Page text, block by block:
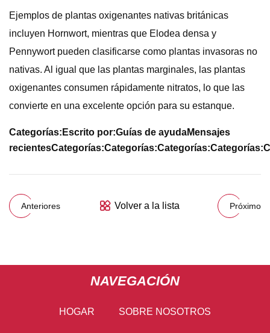
Ejemplos de plantas oxigenantes nativas británicas
incluyen Hornwort, mientras que Elodea densa y
Pennywort pueden clasificarse como plantas invasoras no
nativas. Al igual que las plantas marginales, las plantas
oxigenantes consumen rápidamente nitratos, lo que las
convierte en una excelente opción para su estanque.
Categorías: Escrito por:Guías de ayudaMensajes
recientesCategorías:Categorías:Categorías:Categorías:
Anteriores Volver a la lista Próximo
NAVEGACIÓN
HOGAR SOBRE NOSOTROS